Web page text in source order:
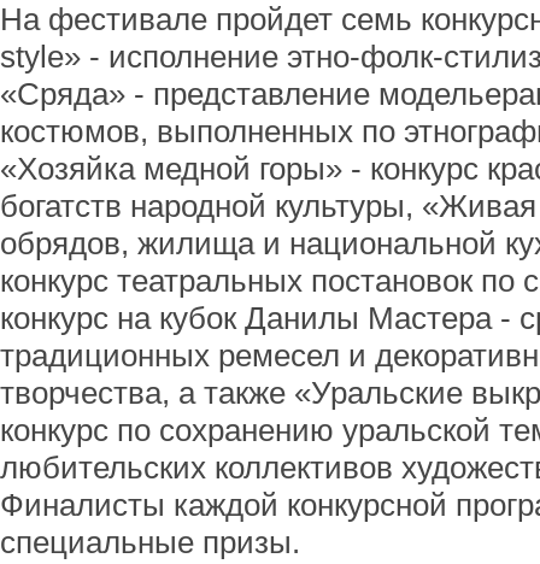
На фестивале пройдет семь
style» - исполнение этно-фолк-
«Сряда» - представление
костюмов, выполненных по
«Хозяйка медной горы» - конкурс
богатств народной культуры,
обрядов, жилища и национальной
конкурс театральных постановок
конкурс на кубок Данилы Мастера -
традиционных ремесел и
творчества, а также «Уральские
конкурс по сохранению уральской
любительских коллективов
Финалисты каждой конкурсной
специальные призы.